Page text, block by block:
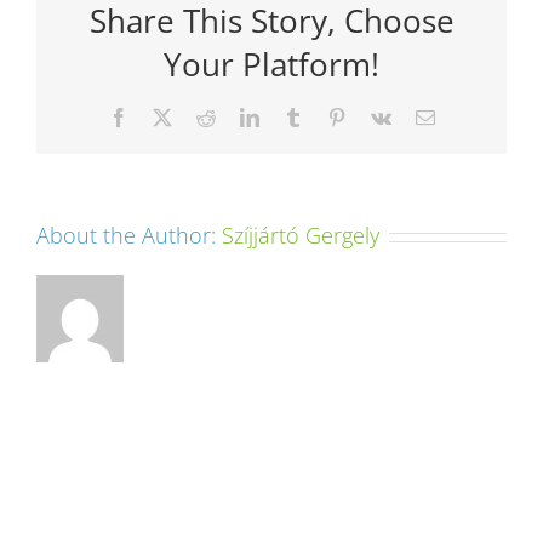
Share This Story, Choose
Your Platform!
Facebook RedditLinkedInTumblr Pinterest
Vk Email:
About the Author: Szíjjártó Gergely